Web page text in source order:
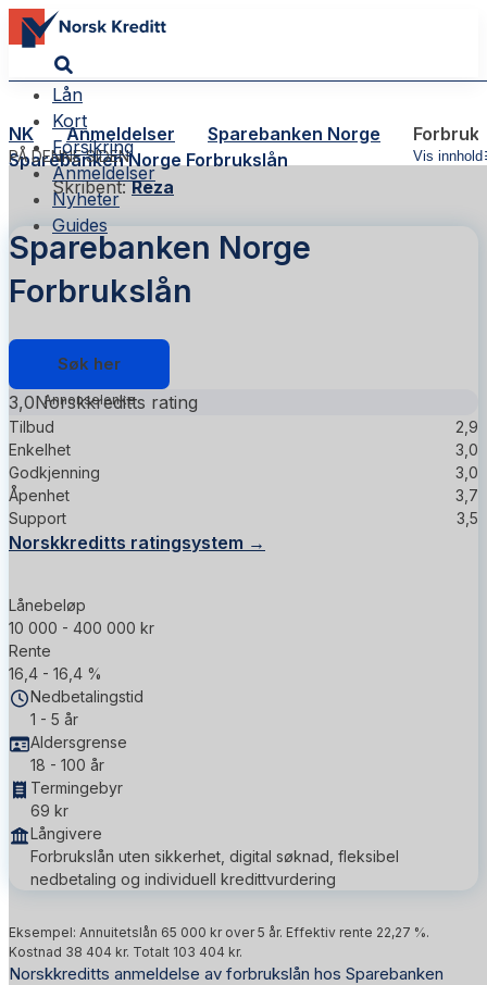
Lån
Kort
Forsikring
Anmeldelser
Nyheter
Guides
NK Anmeldelser Sparebanken Norge
PÅ DENNE SIDEN Vis innhold
Sparebanken Norge Forbrukslån
Skribent:Reza
Sparebanken Norge
Forbrukslån
Søk her
3,0Norskkreditts rating
Tilbud
2,9
Enkelhet
3,0
Godkjenning
3,0
Åpenhet
3,7
Support
3,5
Norskkreditts ratingsystem →
Lånebeløp
10 000 - 400 000 kr
Rente
16,4 - 16,4 %
Nedbetalingstid
1 - 5 år
Aldersgrense
18 - 100 år
Termingebyr
69 kr
Långivere
Forbrukslån uten sikkerhet, digital søknad, fleksibel
nedbetaling og individuell kredittvurdering
Eksempel: Annuitetslån 65 000 kr over 5 år. Effektiv rente 22,27 %.
Kostnad 38 404 kr. Totalt 103 404 kr.
Norskkreditts anmeldelse av forbrukslån hos Sparebanken